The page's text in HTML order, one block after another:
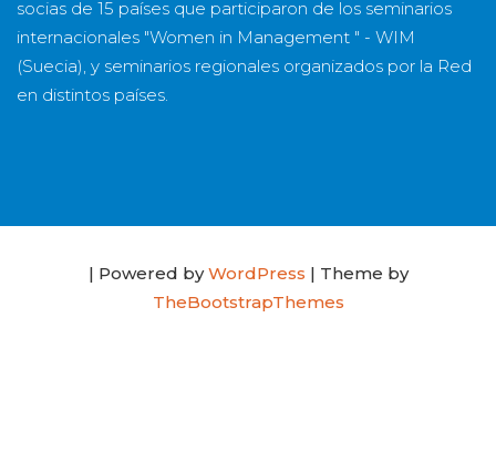
socias de 15 países que participaron de los seminarios
internacionales "Women in Management " - WIM
(Suecia), y seminarios regionales organizados por la Red
en distintos países.
| Powered byWordPress | Theme by
TheBootstrapThemes